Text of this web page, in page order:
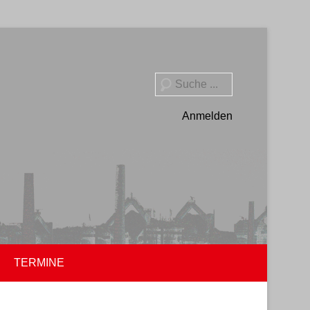
Suche
Anmelden
TERMINE